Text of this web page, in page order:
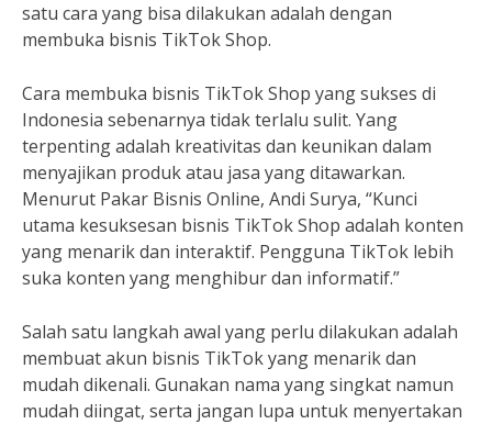
satu cara yang bisa dilakukan adalah dengan
membuka bisnis TikTok Shop.
Cara membuka bisnis TikTok Shop yang sukses di
Indonesia sebenarnya tidak terlalu sulit. Yang
terpenting adalah kreativitas dan keunikan dalam
menyajikan produk atau jasa yang ditawarkan.
Menurut Pakar Bisnis Online, Andi Surya, “Kunci
utama kesuksesan bisnis TikTok Shop adalah konten
yang menarik dan interaktif. Pengguna TikTok lebih
suka konten yang menghibur dan informatif.”
Salah satu langkah awal yang perlu dilakukan adalah
membuat akun bisnis TikTok yang menarik dan
mudah dikenali. Gunakan nama yang singkat namun
mudah diingat, serta jangan lupa untuk menyertakan